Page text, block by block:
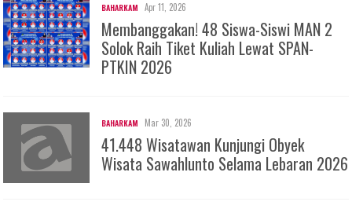
BAHARKAM Apr 11, 2026
Membanggakan! 48 Siswa-Siswi MAN 2
Solok Raih Tiket Kuliah Lewat SPAN-
PTKIN 2026
BAHARKAM Mar 30, 2026
41.448 Wisatawan Kunjungi Obyek
Wisata Sawahlunto Selama Lebaran 2026